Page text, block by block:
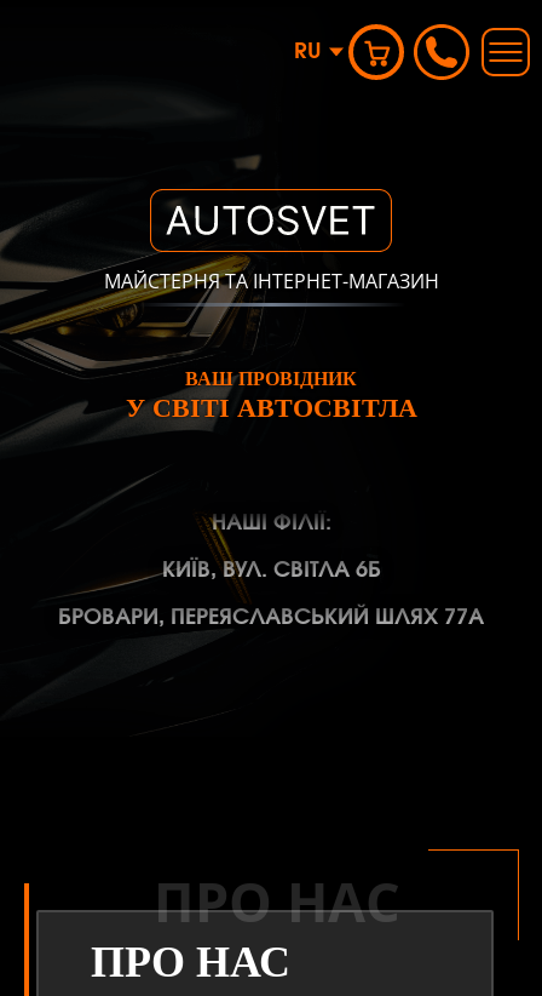
RU
МАЙСТЕРНЯ ТА ІНТЕРНЕТ-МАГАЗИН
ВАШ ПРОВІДНИК
У СВІТІ АВТОСВІТЛА
НАШІ ФІЛІЇ:
КИЇВ, ВУЛ. СВІТЛА 6Б
БРОВАРИ, ПЕРЕЯСЛАВСЬКИЙ ШЛЯХ 77А
ПРО НАС
ПРО НАС